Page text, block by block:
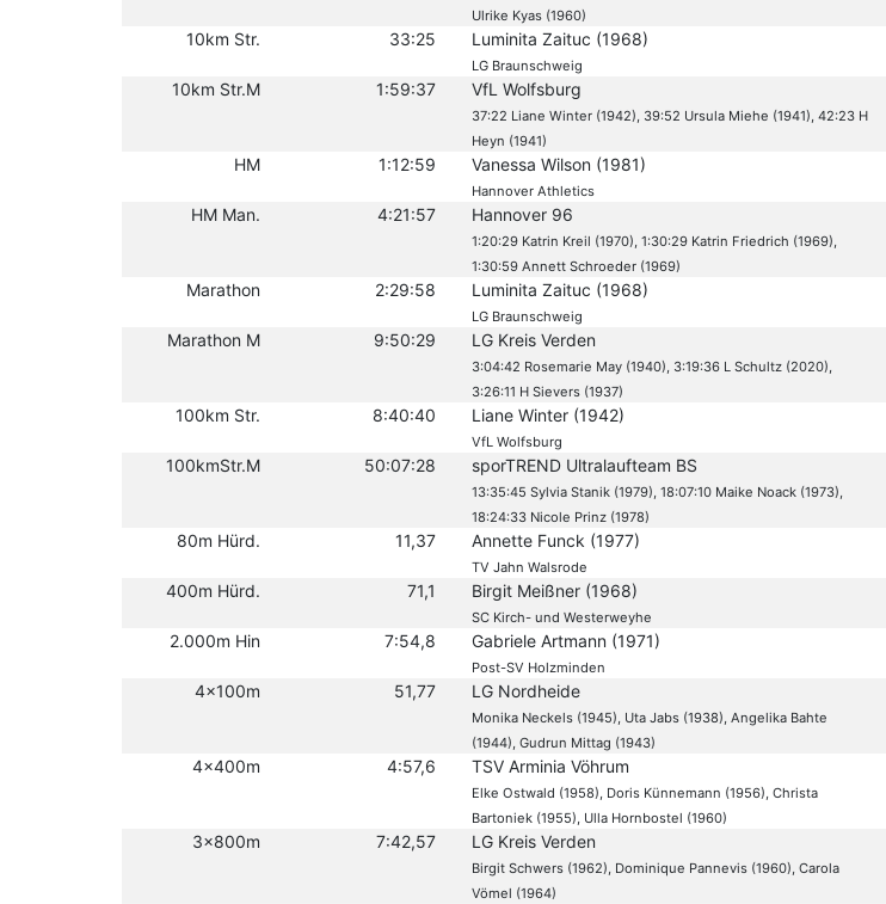
Ulrike Kyas (1960)
10km Str. 33:25 Luminita Zaituc (1968)
LG Braunschweig
10km Str.M 1:59:37 VfL Wolfsburg
37:22 Liane Winter (1942), 39:52 Ursula Miehe (1941), 42:23 H
Heyn (1941)
HM 1:12:59 Vanessa Wilson (1981)
Hannover Athletics
HM Man. 4:21:57 Hannover 96
1:20:29 Katrin Kreil (1970), 1:30:29 Katrin Friedrich (1969),
1:30:59 Annett Schroeder (1969)
Marathon 2:29:58 Luminita Zaituc (1968)
LG Braunschweig
Marathon M 9:50:29 LG Kreis Verden
3:04:42 Rosemarie May (1940), 3:19:36 L Schultz (2020),
3:26:11 H Sievers (1937)
100km Str. 8:40:40 Liane Winter (1942)
VfL Wolfsburg
100kmStr.M 50:07:28 sporTREND Ultralaufteam BS
13:35:45 Sylvia Stanik (1979), 18:07:10 Maike Noack (1973),
18:24:33 Nicole Prinz (1978)
80m Hürd. 11,37 Annette Funck (1977)
TV Jahn Walsrode
400m Hürd. 71,1 Birgit Meißner (1968)
SC Kirch- und Westerweyhe
2.000m Hin 7:54,8 Gabriele Artmann (1971)
Post-SV Holzminden
4x100m 51,77 LG Nordheide
Monika Neckels (1945), Uta Jabs (1938), Angelika Bahte
(1944), Gudrun Mittag (1943)
4x400m 4:57,6 TSV Arminia Vöhrum
Elke Ostwald (1958), Doris Künnemann (1956), Christa
Bartoniek (1955), Ulla Hornbostel (1960)
3x800m 7:42,57 LG Kreis Verden
Birgit Schwers (1962), Dominique Pannevis (1960), Carola
Vömel (1964)